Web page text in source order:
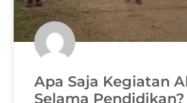
Apa Saja Kegiatan
Selama Pendidikan?